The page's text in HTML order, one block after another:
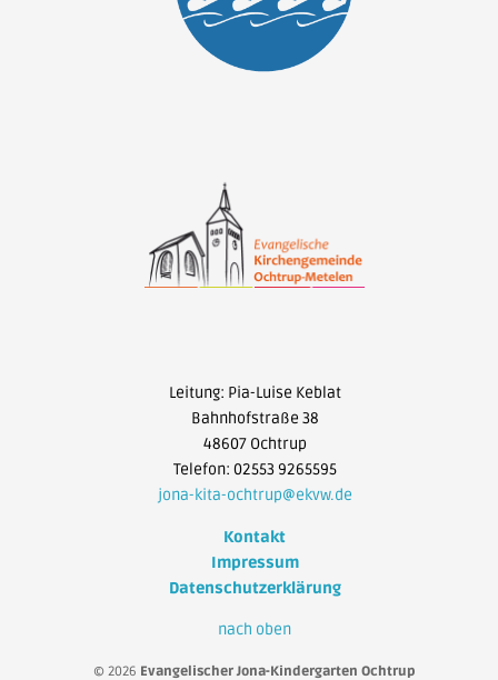
Leitung: Pia-Luise Keblat
Bahnhofstraße 38
48607 Ochtrup
Telefon: 02553 9265595
jona-kita-ochtrup@ekvw.de
Kontakt
Impressum
Datenschutzerklärung
nach oben
© 2026 Evangelischer Jona-Kindergarten Ochtrup